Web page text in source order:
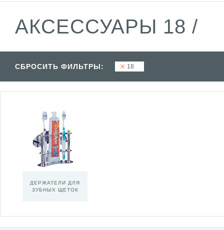
АКСЕССУАРЫ 18 /
СБРОСИТЬ ФИЛЬТРЫ: 18
ДЕРЖАТЕЛИ ДЛЯ
ЗУБНЫХ ЩЕТОК